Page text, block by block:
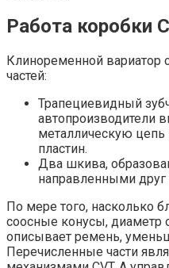
Работа коробки
Клиноременной вариатор
частей:
Трапециевидный
автопроизводители
металлическую цепь
пластин.
Два шкива,
направленными друг
По мере того, насколько
соосные конусы, диаметр
описывает ремень,
Перечисленные части